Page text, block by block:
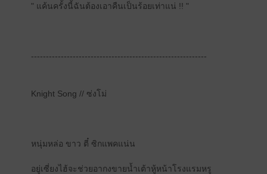
" แค้นครั้งนี้ฉันต้องเอาคืนเป็นร้อยเท่าแน่ !! "
-----------------------------------------------------------
Knight Song // ซ่งโม่
หนุ่มหล่อ ขาว ตี๋ ซิกแพคแน่น
อยู่เซี่ยงไฮ้จะช่วยอากงขายน้ำเต้าหู้หน้าโรงแรมหรู